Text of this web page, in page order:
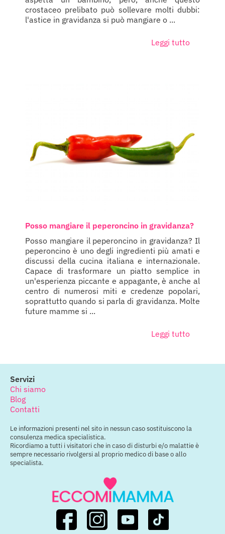
crostaceo prelibato può sollevare molti dubbi:
l'astice in gravidanza si può mangiare o ...
Leggi tutto
Posso mangiare il peperoncino in gravidanza?
Posso mangiare il peperoncino in gravidanza? Il
peperoncino è uno degli ingredienti più amati e
discussi della cucina italiana e internazionale.
Capace di trasformare un piatto semplice in
un'esperienza piccante e appagante, è anche al
centro di numerosi miti e credenze popolari,
soprattutto quando si parla di gravidanza. Molte
future mamme si ...
Leggi tutto
Servizi
Chi siamo
Blog
Contatti
Le informazioni presenti nel sito in nessun caso sostituiscono la
consulenza medica specialistica.
Ricordiamo a tutti i visitatori che in caso di disturbi e/o malattie è
sempre necessario rivolgersi al proprio medico di base o allo
specialista.